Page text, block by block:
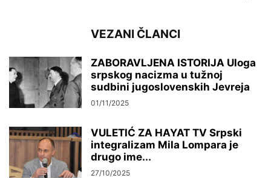
VEZANI ČLANCI
ZABORAVLJENA ISTORIJA Uloga
srpskog nacizma u tužnoj
sudbini jugoslovenskih Jevreja
01/11/2025
VULETIĆ ZA HAYAT TV Srpski
integralizam Mila Lompara je
drugo ime...
27/10/2025